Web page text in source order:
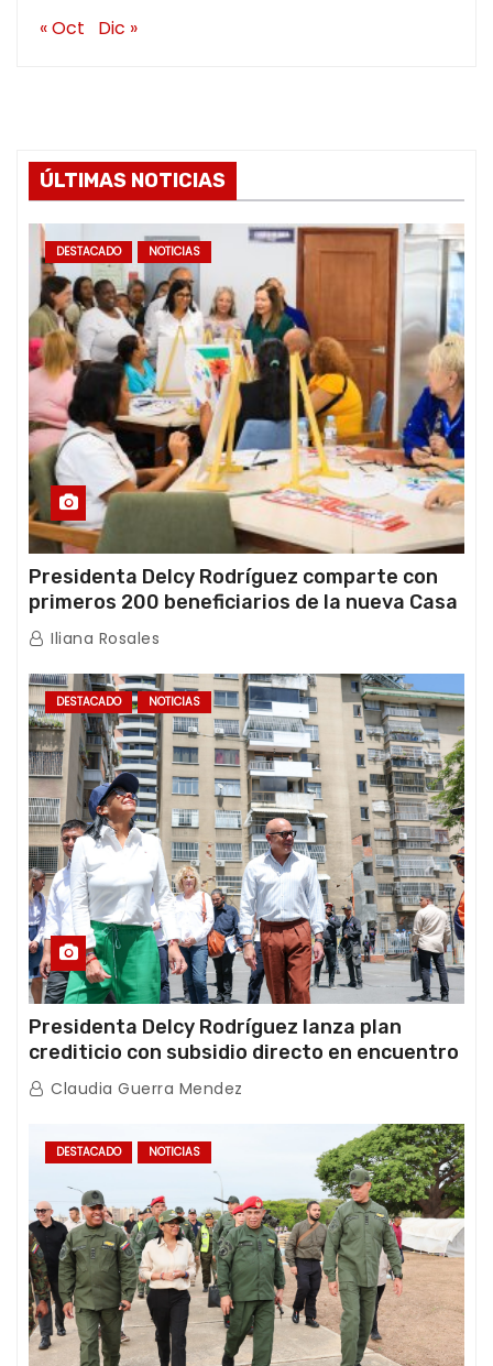
« Oct Dic »
ÚLTIMAS NOTICIAS
DESTACADO NOTICIAS
Presidenta Delcy Rodríguez comparte con
primeros 200 beneficiarios de la nueva Casa
de los Abuelos “La Primavera” en Caracas
Iliana Rosales
DESTACADO NOTICIAS
Presidenta Delcy Rodríguez lanza plan
crediticio con subsidio directo en encuentro
con Juntas de Condominio
Claudia Guerra Mendez
DESTACADO NOTICIAS